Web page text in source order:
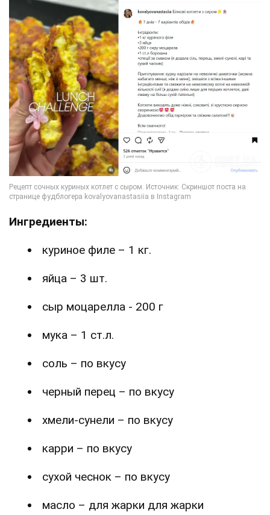
Ингредиенты:
куриное филе – 1 кг.
яйца – 3 шт.
сыр моцарелла - 200 г
мука – 1 ст.л.
соль – по вкусу
черный перец – по вкусу
хмели-сунели – по вкусу
карри – по вкусу
сухой чеснок – по вкусу
масло – для жарки для жарки